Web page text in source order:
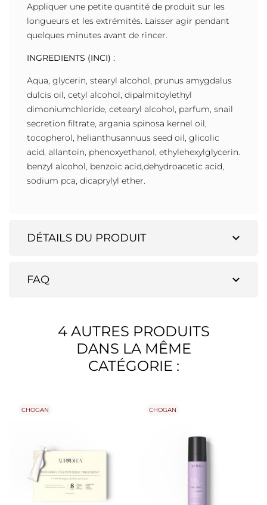
Appliquer une petite quantité de produit sur les
longueurs et les extrémités. Laisser agir pendant
quelques minutes avant de rincer.
INGREDIENTS (INCI) :
Aqua, glycerin, stearyl alcohol, prunus amygdalus
dulcis oil, cetyl alcohol, dipalmitoylethyl
dimoniumchloride, cetearyl alcohol, parfum, snail
secretion filtrate, argania spinosa kernel oil,
tocopherol, helianthusannuus seed oil, glicolic
acid, allantoin, phenoxyethanol, ethylehexylglycerin.
benzyl alcohol, benzoic acid,dehydroacetic acid,
sodium pca, dicaprylyl ether.
expand_more
DÉTAILS DU PRODUIT
expand_more
FAQ
4 AUTRES PRODUITS
DANS LA MÊME
CATÉGORIE :
CHOGAN CHOGAN